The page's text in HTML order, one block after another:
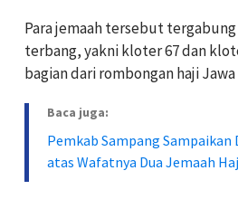
Para jemaah tersebut
terbang, yakni kloter 67 dan
bagian dari rombongan haji
Baca juga:
Pemkab Sampang Sampaikan
atas Wafatnya Dua Jemaah